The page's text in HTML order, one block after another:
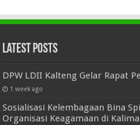
Latest Posts
DPW LDII Kalteng Gelar Rapat
1 week ago
Sosialisasi Kelembagaan Bina
Organisasi Keagamaan di